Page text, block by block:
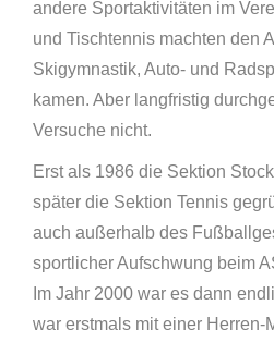
andere Sportaktivitäten im
und Tischtennis machten den
Skigymnastik, Auto- und
kamen. Aber langfristig
Versuche nicht.
Erst als 1986 die Sektion
später die Sektion Tennis
auch außerhalb des
sportlicher Aufschwung beim
Im Jahr 2000 war es dann
war erstmals mit einer Herren-